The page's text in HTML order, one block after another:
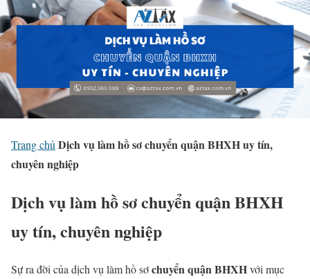
Trang chủ Dịch vụ làm hồ sơ chuyển quận BHXH uy tín,
chuyên nghiệp
Dịch vụ làm hồ sơ chuyển quận BHXH
uy tín, chuyên nghiệp
Sự ra đời của dịch vụ làm hồ sơchuyển quận BHXHvới mục